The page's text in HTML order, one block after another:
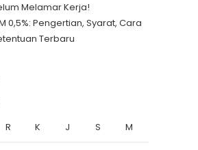
Melamar Kerja!
0,5%: Pengertian, Syarat, Cara
Terbaru
R K J S M